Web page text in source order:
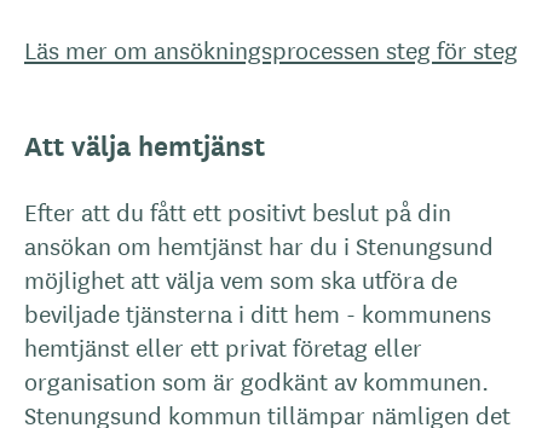
Läs mer om ansökningsprocessen steg för steg
Att välja hemtjänst
Efter att du fått ett positivt beslut på din
ansökan om hemtjänst har du i Stenungsund
möjlighet att välja vem som ska utföra de
beviljade tjänsterna i ditt hem - kommunens
hemtjänst eller ett privat företag eller
organisation som är godkänt av kommunen.
Stenungsund kommun tillämpar nämligen det